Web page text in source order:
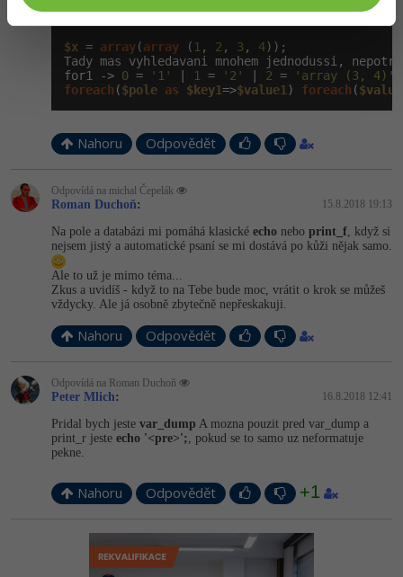
|
) (spoustis
$x = array(array ( 1 , 2 , 3 , 4));
Tady mas vyhledavani mnohem jednodussi,
for1 -> 0 = '1' 1 = '2' 2 =
'array (3, 4)'
foreach ($pole as $key1=>$value1 ) foreach (
Nahoru Odpovědět
Odpovídá na michal Čepelák
Roman Duchoň: 15.8.2018 19:13
Na pole a databázi mi pomáhá klasické echo nebo print_f , když si
nejsem jistý a automatické psaní se mi dostává po kůži nějak samo.
Ale to už je mimo téma...
Zkus a uvidíš - když to na Tebe bude moc, vrátit o krok se můžeš
vždycky. Ale já osobně zbytečně nepřeskakuji.
Nahoru Odpovědět
Odpovídá na Roman Duchoň
Peter Mlich: 16.8.2018 12:41
Pridal bych jeste var_dump A mozna pouzit pred var_dump a
print_r jeste echo '<pre>';
, pokud se to samo uz neformatuje
pekne.
Nahoru Odpovědět +1